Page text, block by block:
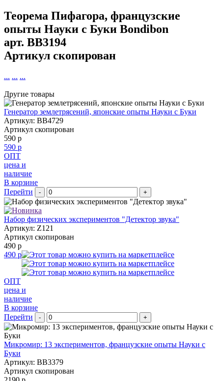
Теорема Пифагора, французские
опыты Науки с Буки Bondibon
арт. BB3194
Артикул скопирован
... ... ...
Другие товары
Генератор землетрясений, японские опыты Науки с Буки
Артикул: BB4729
Артикул скопирован
590 р
590 р
ОПТ
цена и
наличие
В корзине
Перейти
- +
Набор физических экспериментов "Детектор звука"
Артикул: Z121
Артикул скопирован
490 р
490 р
ОПТ
цена и
наличие
В корзине
Перейти
- +
Микромир: 13 экспериментов, французские опыты Науки с
Буки
Артикул: BB3379
Артикул скопирован